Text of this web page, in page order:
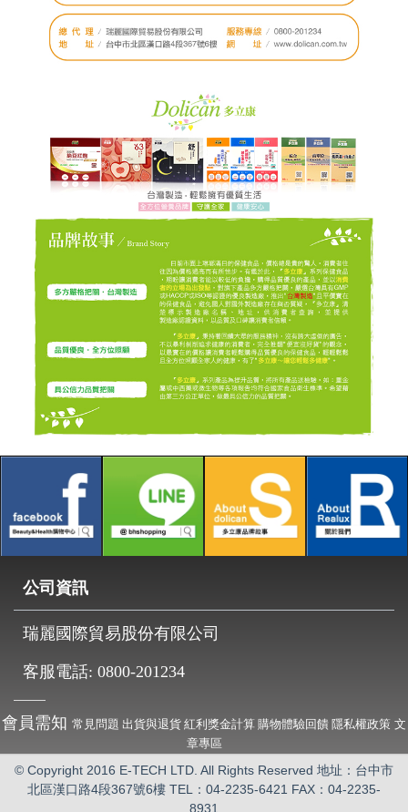
公司資訊
瑞麗國際貿易股份有限公司
客服電話: 0800-201234
會員需知 常見問題 出貨與退貨 紅利獎金計算 購物體驗回饋 隱私權政策 文
章專區
© Copyright 2016 E-TECH LTD. All Rights Reserved 地址：台中市
北區漢口路4段367號6樓 TEL：04-2235-6421 FAX：04-2235-
8931